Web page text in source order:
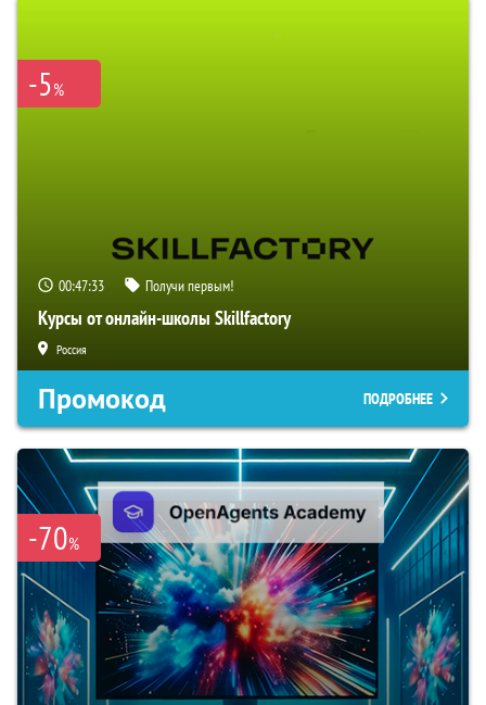
-5%
00:47:33 Получи первым!
Курсы от онлайн-школы Skillfactory
Россия
Промокод ПОДРОБНЕЕ
-70%